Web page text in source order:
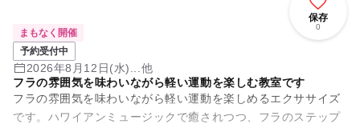
保存
0
まもなく開催
予約受付中
2026年8月12日(水)...他
フラの雰囲気を味わいながら軽い運動を楽しむ教室です
フラの雰囲気を味わいながら軽い運動を楽しめるエクササイズ
です。ハワイアンミュージックで癒されつつ、フラのステップ